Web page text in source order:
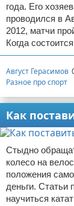
года. Его
проводился в
2012, матчи
Когда
Август Герасимов
Разное про спорт
Как
Стыдно
колесо на
положения
деньги. Статьи
научиться